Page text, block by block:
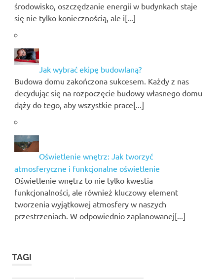
środowisko, oszczędzanie energii w budynkach staje
się nie tylko koniecznością, ale i[...]
Jak wybrać ekipę budowlaną?
Budowa domu zakończona sukcesem. Każdy z nas
decydując się na rozpoczęcie budowy własnego domu
dąży do tego, aby wszystkie prace[...]
Oświetlenie wnętrz: Jak tworzyć
atmosferyczne i funkcjonalne oświetlenie
Oświetlenie wnętrz to nie tylko kwestia
funkcjonalności, ale również kluczowy element
tworzenia wyjątkowej atmosfery w naszych
przestrzeniach. W odpowiednio zaplanowanej[...]
TAGI